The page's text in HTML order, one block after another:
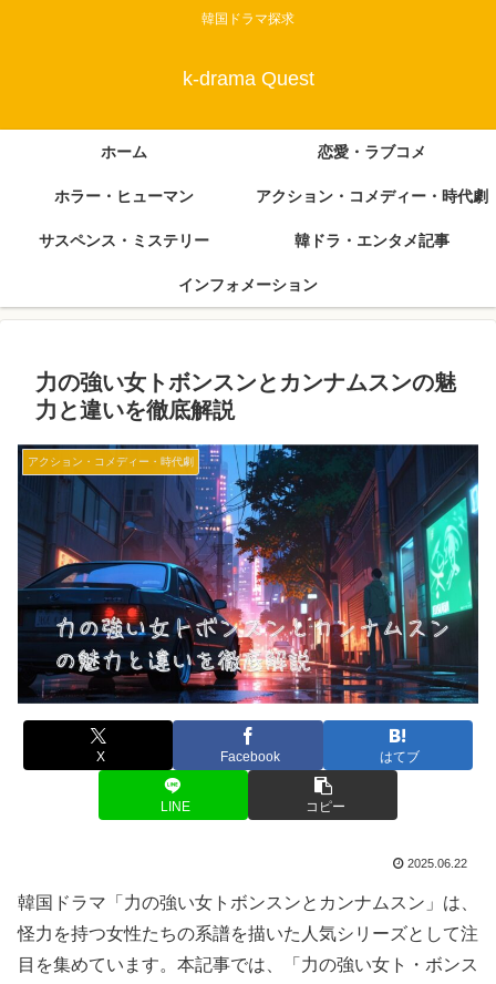
韓国ドラマ探求
k-drama Quest
ホーム 恋愛・ラブコメ
ホラー・ヒューマン アクション・コメディー・時代劇
サスペンス・ミステリー 韓ドラ・エンタメ記事
インフォメーション
力の強い女トボンスンとカンナムスンの魅
力と違いを徹底解説
アクション・コメディー・時代劇
X Facebook はてブ
LINE コピー
2025.06.22
韓国ドラマ「力の強い女トボンスンとカンナムスン」は、
怪力を持つ女性たちの系譜を描いた人気シリーズとして注
目を集めています。本記事では、「力の強い女ト・ボンス